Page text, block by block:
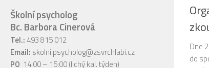
Dne
do
Školní psycholog
Bc. Barbora Cinerová
Tel.: 493 815 012
Email: skolni.psycholog@zsvrchlabi.cz
PO 14:00 – 15:00 (lichý kal. týden)